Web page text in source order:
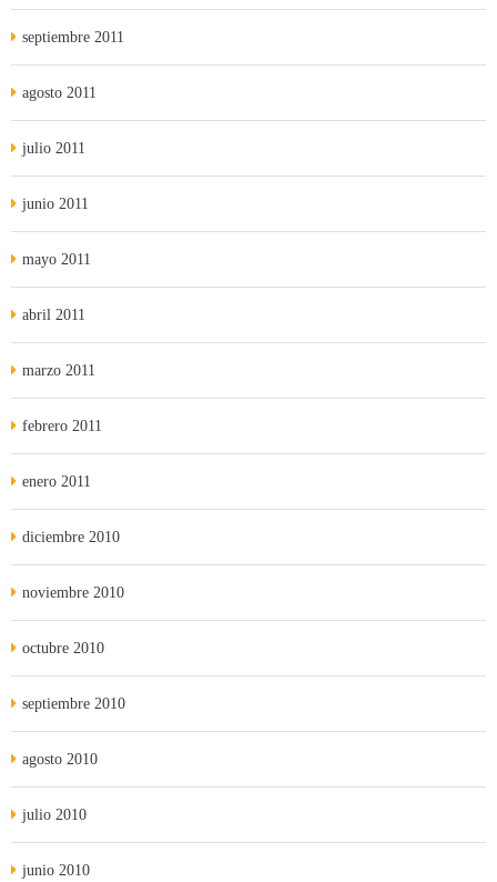
septiembre 2011
agosto 2011
julio 2011
junio 2011
mayo 2011
abril 2011
marzo 2011
febrero 2011
enero 2011
diciembre 2010
noviembre 2010
octubre 2010
septiembre 2010
agosto 2010
julio 2010
junio 2010